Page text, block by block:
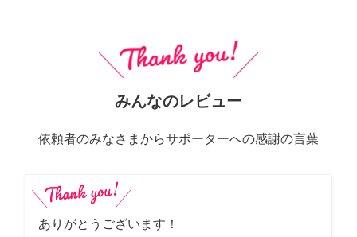
みんなのレビュー
依頼者のみなさまからサポーターへの感謝の言葉
ありがとうございます！